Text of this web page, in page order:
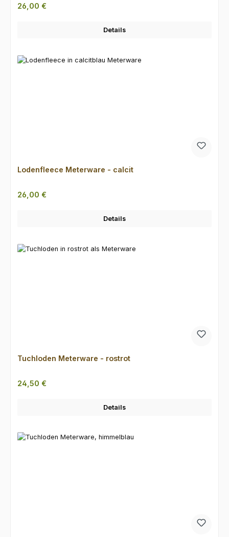
Regulärer Preis:
26,00 €
Details
Lodenfleece Meterware - calcit
Regulärer Preis:
26,00 €
Details
Tuchloden Meterware - rostrot
Regulärer Preis:
24,50 €
Details